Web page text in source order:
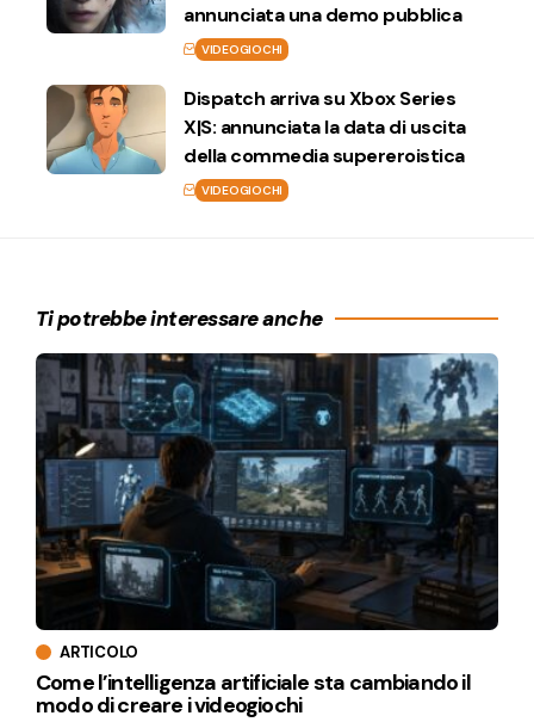
annunciata una demo pubblica
VIDEOGIOCHI
Dispatch arriva su Xbox Series
X|S: annunciata la data di uscita
della commedia supereroistica
VIDEOGIOCHI
Ti potrebbe interessare anche
ARTICOLO
Come l’intelligenza artificiale sta cambiando il
modo di creare i videogiochi